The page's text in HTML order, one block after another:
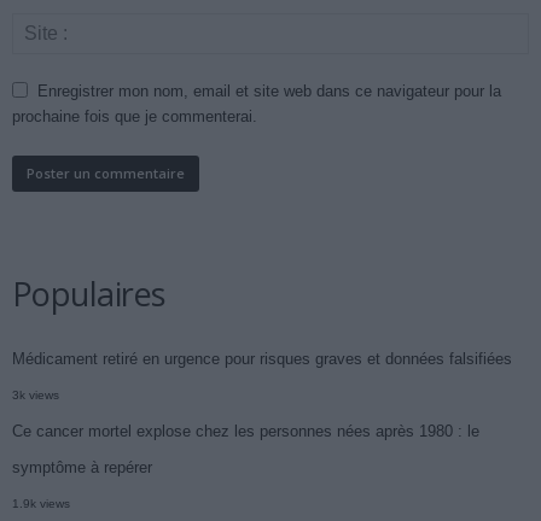
Enregistrer mon nom, email et site web dans ce navigateur pour la
prochaine fois que je commenterai.
Populaires
Médicament retiré en urgence pour risques graves et données falsifiées
3k views
Ce cancer mortel explose chez les personnes nées après 1980 : le
symptôme à repérer
1.9k views